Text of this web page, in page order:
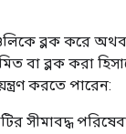
ব্লক করে
বা ব্লক করা
করতে পারেন:
সীমাবদ্ধ